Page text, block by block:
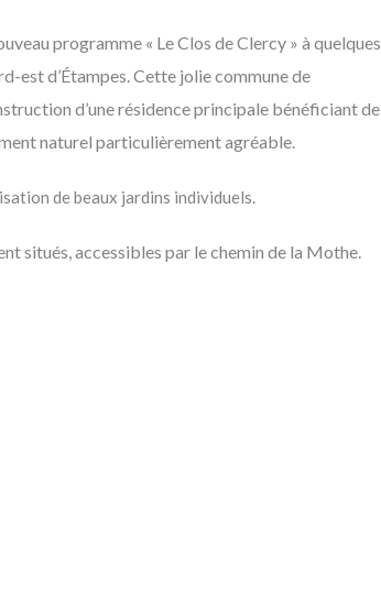
programme « Le Clos de Clercy » à quelques
est d’Étampes. Cette jolie commune de
d’une résidence principale bénéficiant de
naturel particulièrement agréable.
de beaux jardins individuels.
situés, accessibles par le chemin de la Mothe.